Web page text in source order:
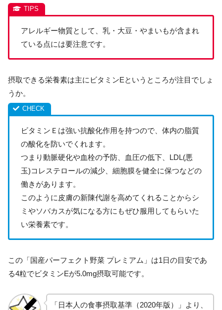
アレルギー物質として、乳・大豆・やまいもが含まれ
ている点には要注意です。
摂取できる栄養素は主にビタミンEというところが注目でしょ
うか。
ビタミンＥは強い抗酸化作用を持つので、体内の脂質
の酸化を防いでくれます。
つまり動脈硬化や血栓の予防、血圧の低下、LDL(悪
玉)コレステロールの減少、細胞膜を健全に保つなどの
働きがあります。
このように皮膚の新陳代謝を高めてくれることからシ
ミやソバカスが気になる方にもぜひ服用してもらいた
い栄養素です。
この「国産パーフェクト野菜 プレミアム」は1日の目安であ
る4粒でビタミンEが5.0mg摂取可能です。
「日本人の食事摂取基準（2020年版）」より、